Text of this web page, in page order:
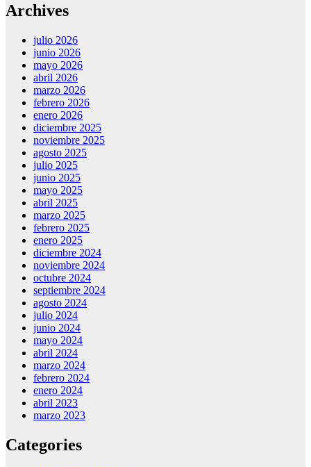
Archives
julio 2026
junio 2026
mayo 2026
abril 2026
marzo 2026
febrero 2026
enero 2026
diciembre 2025
noviembre 2025
agosto 2025
julio 2025
junio 2025
mayo 2025
abril 2025
marzo 2025
febrero 2025
enero 2025
diciembre 2024
noviembre 2024
octubre 2024
septiembre 2024
agosto 2024
julio 2024
junio 2024
mayo 2024
abril 2024
marzo 2024
febrero 2024
enero 2024
abril 2023
marzo 2023
Categories